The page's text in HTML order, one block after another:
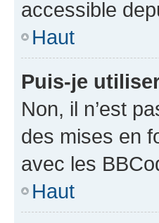
accessible
Haut
Puis-je
Non, il n’est
des mises en
avec les
Haut